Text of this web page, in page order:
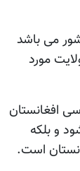
می باشد
مورد
افغانستان
و بلکه
است.